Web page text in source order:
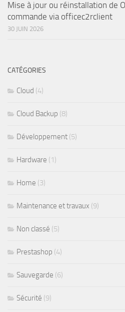
Mise à jour ou réinstallation de
commande via officec2rclient
30 JUIN 2026
CATÉGORIES
Cloud (4)
Cloud Backup (8)
Développement (5)
Hardware (1)
Home (3)
Maintenance et travaux (9)
Non classé (5)
Prestashop (4)
Sauvegarde (6)
Sécurité (9)